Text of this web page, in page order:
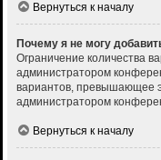
Вернуться к началу
Почему я не могу
Ограничение количества
администратором
вариантов, превышающее
администратором
Вернуться к началу